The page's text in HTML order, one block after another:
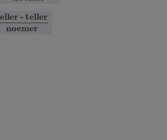
- teller
noemer
tellernoemer